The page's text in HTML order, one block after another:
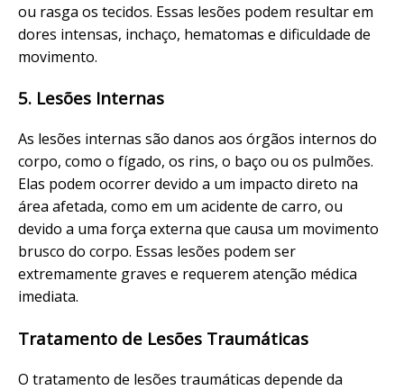
ou rasga os tecidos. Essas lesões podem resultar em
dores intensas, inchaço, hematomas e dificuldade de
movimento.
5. Lesões Internas
As lesões internas são danos aos órgãos internos do
corpo, como o fígado, os rins, o baço ou os pulmões.
Elas podem ocorrer devido a um impacto direto na
área afetada, como em um acidente de carro, ou
devido a uma força externa que causa um movimento
brusco do corpo. Essas lesões podem ser
extremamente graves e requerem atenção médica
imediata.
Tratamento de Lesões Traumáticas
O tratamento de lesões traumáticas depende da